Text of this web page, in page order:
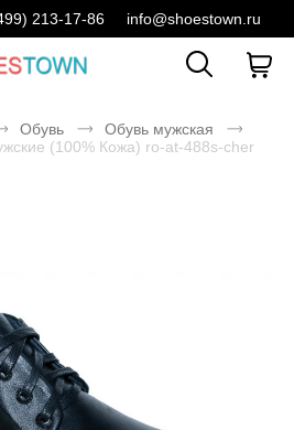
213-17-86 info@shoestown.ru
Обувь
Обувь мужская
(100% Кожа) ro-at-488s-cher